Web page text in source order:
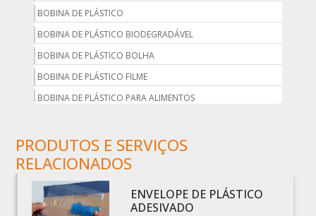
BOBINA DE PLÁSTICO
BOBINA DE PLÁSTICO BIODEGRADÁVEL
BOBINA DE PLÁSTICO BOLHA
BOBINA DE PLÁSTICO FILME
BOBINA DE PLÁSTICO PARA ALIMENTOS
BOBINA DE PLÁSTICO PRETO
BOBINA DE PLÁSTICO TRANSPARENTE
BOBINA DE SACO PLÁSTICO
BOBINA PLÁSTICA
PRODUTOS E SERVIÇOS
RELACIONADOS
ENVELOPE DE PLÁSTICO
ADESIVADO